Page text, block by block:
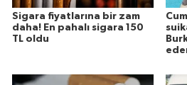
Sigara fiyatlarına bir zam
daha! En pahalı sigara 150
TL oldu